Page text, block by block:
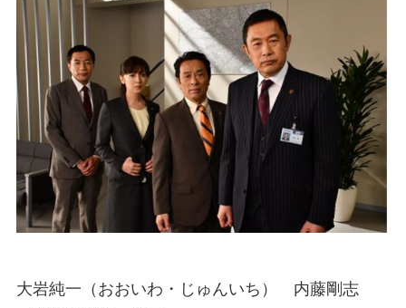
大岩純一（おおいわ・じゅんいち） 内藤剛志